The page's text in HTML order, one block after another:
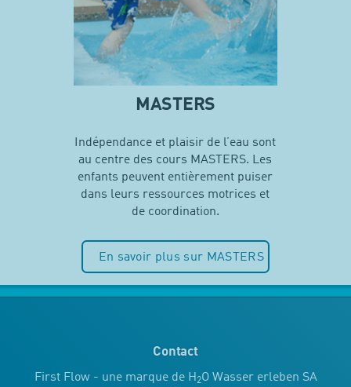
MASTERS
Indépendance et plaisir de l’eau sont
au centre des cours MASTERS. Les
enfants peuvent entièrement puiser
dans leurs ressources motrices et
de coordination.
En savoir plus sur MASTERS
Contact
First Flow - une marque de H2O Wasser erleben SA